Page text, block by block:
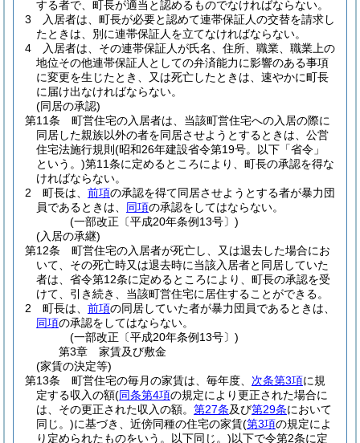
する者で、町長が適当と認めるものでなければならない。
3
入居者は、町長が必要と認めて連帯保証人の交替を請求し
たときは、別に連帯保証人を立てなければならない。
4
入居者は、その連帯保証人が氏名、住所、職業、職業上の
地位その他連帯保証人としての弁済能力に影響のある事項
に変更を生じたとき、又は死亡したときは、速やかに町長
に届け出なければならない。
(同居の承認)
第11条
町営住宅の入居者は、当該町営住宅への入居の際に
同居した親族以外の者を同居させようとするときは、公営
住宅法施行規則 (昭和26年建設省令第19号。以下「省令」
という。)第11条に定めるところにより、町長の承認を得な
ければならない。
2
町長は、 前項の承認を得て同居させようとする者が暴力団
員であるときは、 同項の承認をしてはならない。
(一部改正〔平成20年条例13号〕)
(入居の承継)
第12条
町営住宅の入居者が死亡し、又は退去した場合にお
いて、その死亡時又は退去時に当該入居者と同居していた
者は、省令第12条に定めるところにより、町長の承認を受
けて、引き続き、当該町営住宅に居住することができる。
2
町長は、 前項の同居していた者が暴力団員であるときは、
同項の承認をしてはならない。
(一部改正〔平成20年条例13号〕)
第3章
家賃及び敷金
(家賃の決定等)
第13条
町営住宅の毎月の家賃は、毎年度、 次条第3項に規
定する収入の額(同条第4項の規定により更正された場合に
は、その更正された収入の額。 第27条及び第29条において
同じ。)に基づき、近傍同種の住宅の家賃(第3項の規定によ
り定められたものをいう。以下同じ。)以下で令第2条に定